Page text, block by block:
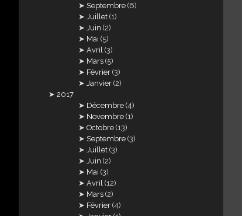
Septembre (6)
Juillet (1)
Juin (2)
Mai (5)
Avril (3)
Mars (5)
Février (3)
Janvier (2)
2017
Décembre (4)
Novembre (1)
Octobre (13)
Septembre (3)
Juillet (3)
Juin (2)
Mai (3)
Avril (12)
Mars (2)
Février (4)